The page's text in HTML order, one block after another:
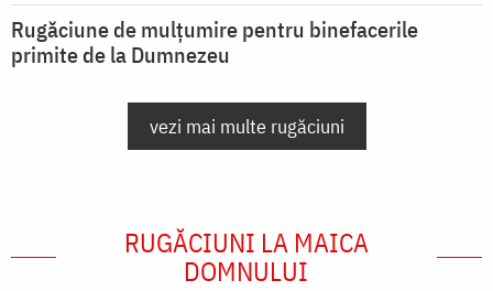
Rugăciune de mulțumire pentru binefacerile
primite de la Dumnezeu
vezi mai multe rugăciuni
RUGĂCIUNI LA MAICA
DOMNULUI